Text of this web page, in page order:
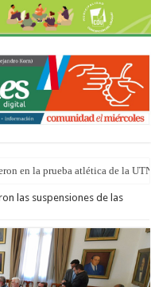
en la prueba atlética de la
las suspensiones de las